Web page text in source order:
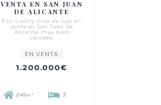
VENTA EN SAN JUAN
DE ALICANTE
Eco-Luxory Villa de lujo en
venta en San Juan de
Alicante, muy bien
ubicada.
EN VENTA
1.200.000€
245 m² 3